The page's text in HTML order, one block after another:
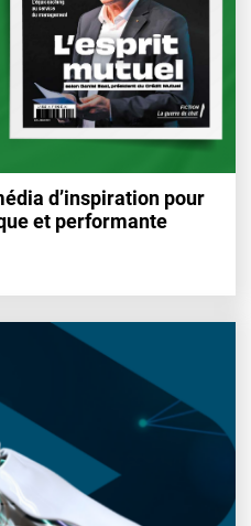
d’inspiration pour
et performante